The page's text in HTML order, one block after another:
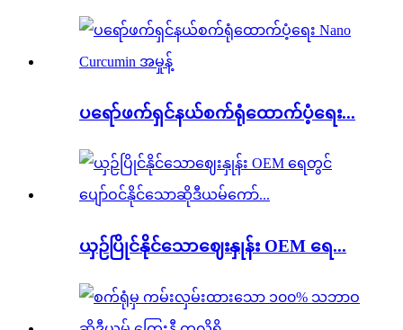
ပရော်ဖက်ရှင်နယ်စက်ရုံထောက်ပံ့ရေး...
ယှဉ်ပြိုင်နိုင်သောဈေးနှုန်း OEM ရေ...